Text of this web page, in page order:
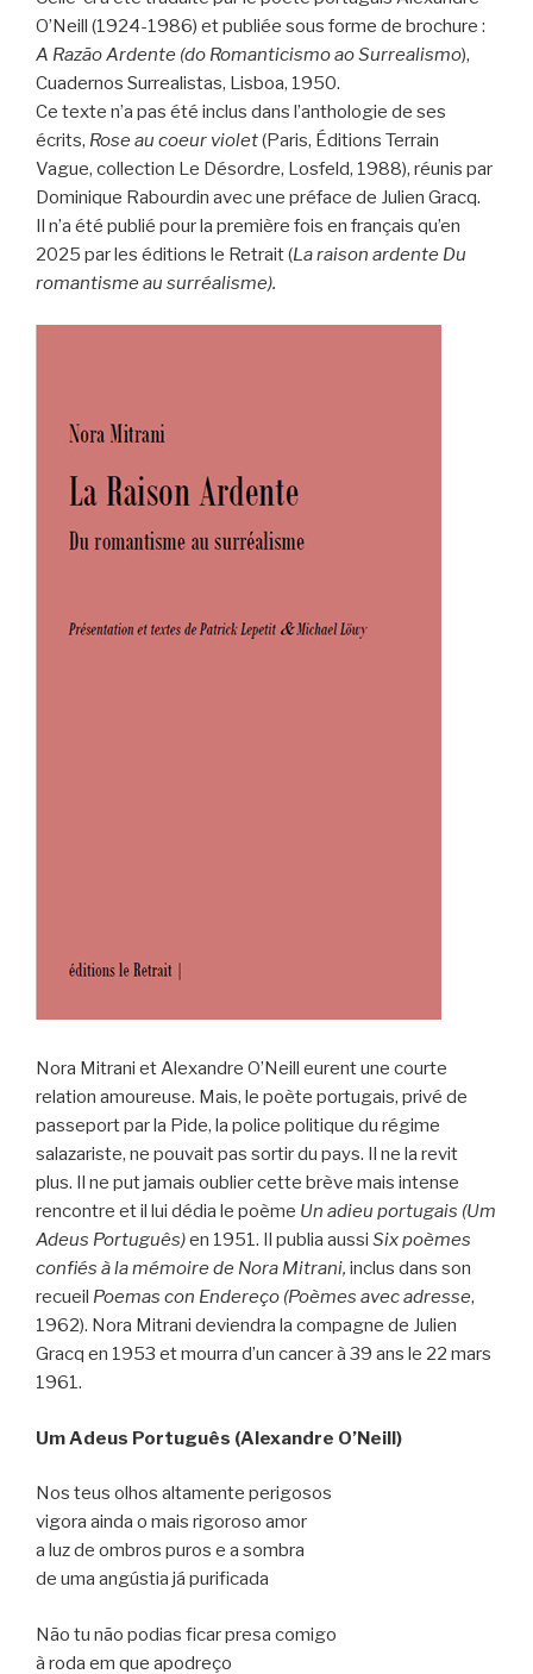
O’Neill (1924-1986) et publiée sous forme de brochure :
A Razão Ardente (do Romanticismo ao Surrealismo),
Cuadernos Surrealistas, Lisboa, 1950.
Ce texte n’a pas été inclus dans l’anthologie de ses
écrits, Rose au coeur violet(Paris, Éditions Terrain
Vague, collection Le Désordre, Losfeld, 1988), réunis par
Dominique Rabourdin avec une préface de Julien Gracq.
Il n’a été publié pour la première fois en français qu’en
2025 par les éditions le Retrait (La raison ardente Du
romantisme au surréalisme).
Nora Mitrani et Alexandre O’Neill eurent une courte
relation amoureuse. Mais, le poète portugais, privé de
passeport par la Pide, la police politique du régime
salazariste, ne pouvait pas sortir du pays. Il ne la revit
plus. Il ne put jamais oublier cette brève mais intense
rencontre et il lui dédia le poème Un adieu portugais (Um
Adeus Português)en 1951. Il publia aussi Six poèmes
confiés à la mémoire de Nora Mitrani, inclus dans son
recueil Poemas con Endereço (Poèmes avec adresse,
1962). Nora Mitrani deviendra la compagne de Julien
Gracq en 1953 et mourra d’un cancer à 39 ans le 22 mars
1961.
Um Adeus Português (Alexandre O’Neill)
Nos teus olhos altamente perigosos
vigora ainda o mais rigoroso amor
a luz de ombros puros e a sombra
de uma angústia já purificada
Não tu não podias ficar presa comigo
à roda em que apodreço